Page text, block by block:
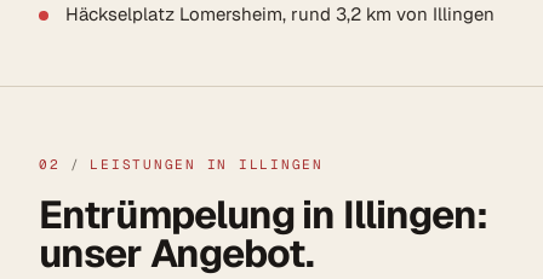
Häckselplatz Lomersheim, rund 3,2 km von Illingen
02 / LEISTUNGEN IN ILLINGEN
Entrümpelung in Illingen:
unser Angebot.